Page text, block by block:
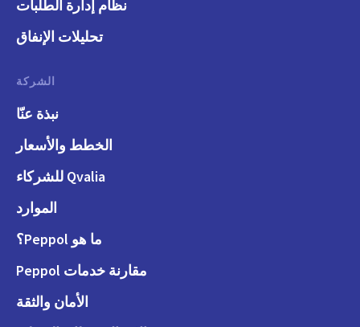
نظام إدارة الطلبات
تحليلات الإنفاق
الشركة
نبذة عنّا
الخطط والأسعار
Qvalia للشركاء
الموارد
ما هو Peppol؟
مقارنة خدمات Peppol
الأمان والثقة